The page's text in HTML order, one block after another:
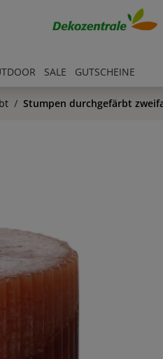
SALE GUTSCHEINE
Stumpen durchgefärbt